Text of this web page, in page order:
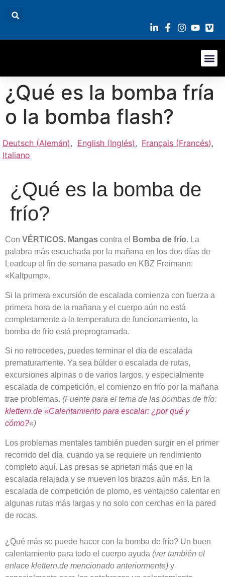
¿Qué es la bomba fría
o la bomba flash?
Deutsch(Alemán) English(Inglés) Français (Francés)
Italiano
¿Qué es la bomba de
frío?
Con VÉRTICOS. Mangas contra el Bomba de frío. La
palabra más escuchada por la mañana en los dos días de
Leadcup el fin de semana pasado en KBZ Freimann:
«Kaltpump».
Si la primera excursión de escalada comienza con fuerza a
primera hora de la mañana y el cuerpo aún no está
completamente a la temperatura de funcionamiento, la
bomba de frío está preprogramada.
Si no retrocedes, puedes terminar el día de escalada
prematuramente. Ya sea búlder o escalada de rutas,
excursiones alpinas o de varios largos, y especialmente
escalada de competición, el comienzo en frío por la mañana
trae problemas. (Fuente para el tema de las bombas de frío:
klettern.de «Calentamiento para escalar: ¿por qué y
cómo?«)
Los problemas mentales también pueden surgir en el primer
recorrido del día, cuando ya se requiere un rendimiento
completo aquí. Las presas se aprietan más que en la
escalada relajada y se mueven los brazos aún más. En la
escalada de competición de plomo, es ventajoso calentar en
algunas rutas más largas y no solo con cerchas en la pared
de rocas.
¿Qué más se puede hacer con la bomba de frío? Un buen
calentamiento para todo el cuerpo ayuda (ver también el
enlace klettern.de mencionado anteriormente) y